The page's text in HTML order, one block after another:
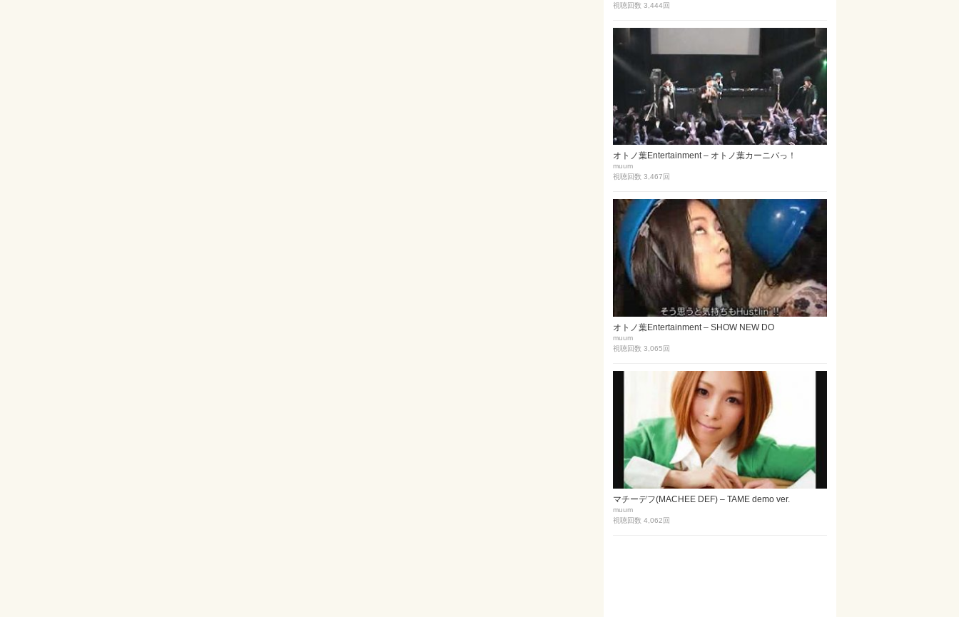
視聴回数 3,444 回
オトノ葉Entertainment – オトノ葉カーニバっ！
muum
視聴回数 3,467 回
オトノ葉Entertainment – SHOW NEW DO
muum
視聴回数 3,065 回
マチーデフ(MACHEE DEF) – TAME demo ver.
muum
視聴回数 4,062 回